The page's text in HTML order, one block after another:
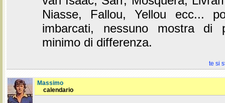
Niasse, Fallou, Yellou ecc...
imbarcati, nessuno mostra di
minimo di differenza.
te si
Massimo
calendario